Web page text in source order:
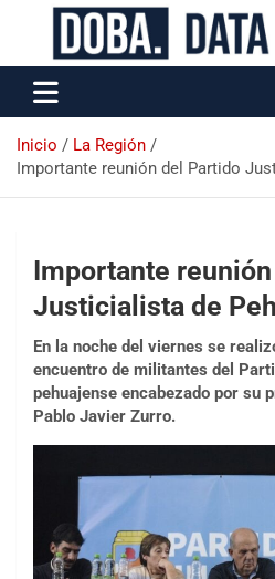
Data Oeste BA
Inicio
La Región
Importante reunión del Partido
Importante
Justicialista de
En la noche del viernes se
encuentro de militantes del
pehuajense encabezado por su
Pablo Javier Zurro.